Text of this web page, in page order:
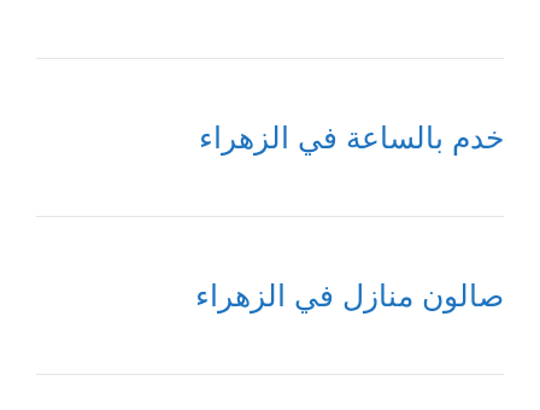
خدم بالساعة في الزهراء
صالون منازل في الزهراء